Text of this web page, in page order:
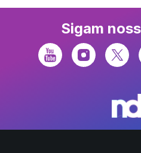
Sigam